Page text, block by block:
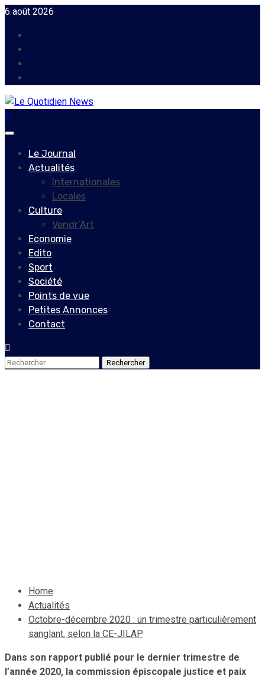
Skip
content
6 août 2026
Primary
Le Journal
Actualités
Internationales
Locales
Culture
Vendr’Art
Economie
Edito
Sport
Société
Points de vue
Petites Annonces
Contact
Rechercher :
Home
Actualités
Octobre-décembre 2020 : un trimestre particulièrement
sanglant, selon la CE-JILAP
Dans son rapport publié pour le dernier trimestre de
l’année 2020, la commission épiscopale justice et paix